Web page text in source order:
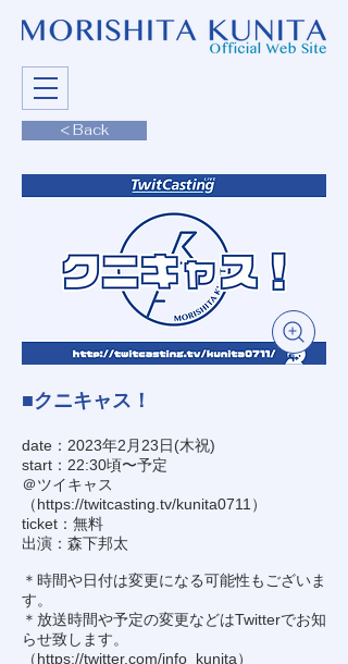
< Back
■クニキャス！
date：2023年2月23日(木祝)
start：22:30頃〜予定
＠ツイキャス
（https://twitcasting.tv/kunita0711 ）
ticket：無料
出演：森下邦太
＊時間や日付は変更になる可能性もございま
す。
＊放送時間や予定の変更などはTwitterでお知
らせ致します。
（https://twitter.com/info_kunita）